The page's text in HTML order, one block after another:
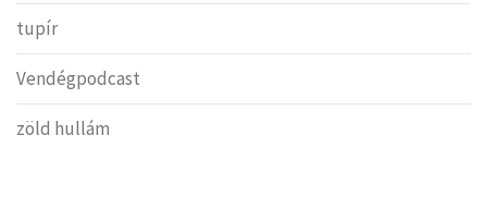
tupír
Vendégpodcast
zöld hullám